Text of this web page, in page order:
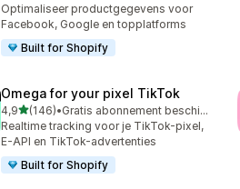
Optimaliseer productgegevens voor
Facebook, Google en topplatforms
Built for Shopify
Omega for your pixel TikTok
4,9van 5 sterren
(146)
146 recensies in totaal
•
Gratis abonnement beschikbaar
Realtime tracking voor je TikTok-pixel,
E-API en TikTok-advertenties
Built for Shopify